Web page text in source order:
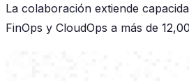
La colaboración extiende
FinOps y CloudOps a más de